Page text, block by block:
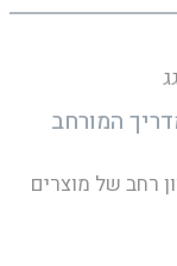
המורחב
רחב של מוצרים